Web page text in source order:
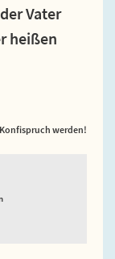
Vater
heißen
werden!